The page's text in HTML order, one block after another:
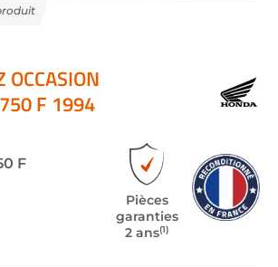
OCCASION
F 1994
F
Pièces
garanties
2 ans(1)